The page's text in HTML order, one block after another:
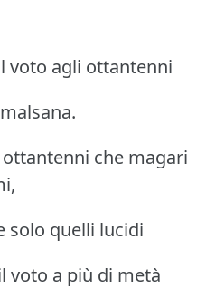
voto agli ottantenni
che magari
solo quelli lucidi
voto a più di metà